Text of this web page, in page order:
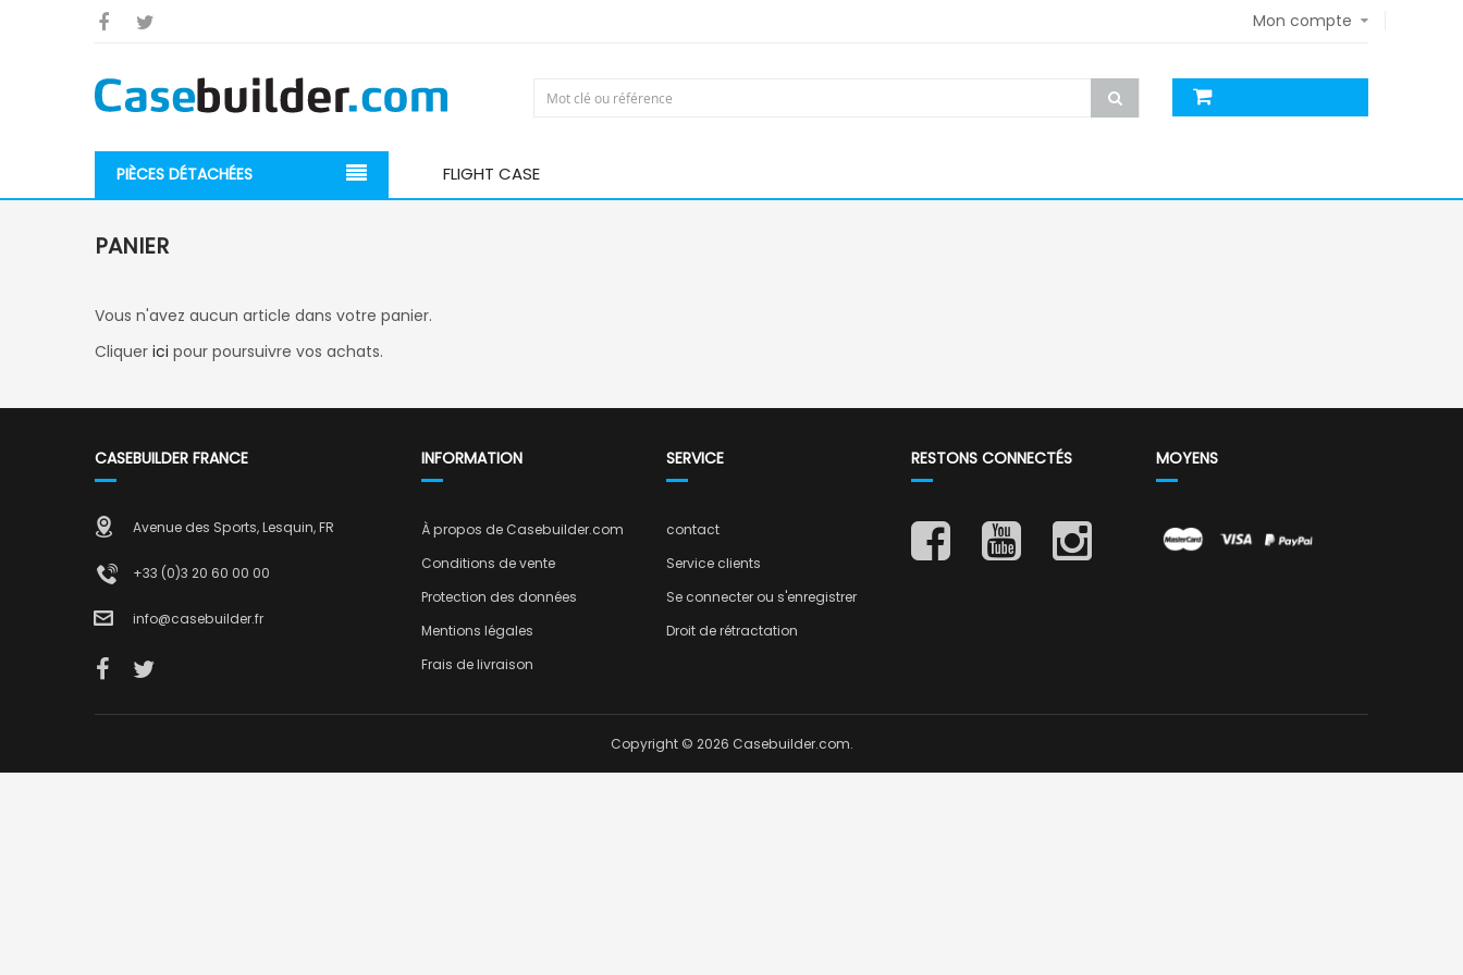
Mon compte
PIÈCES DÉTACHÉES FLIGHT CASE
PANIER
Vous n'avez aucun article dans votre panier.
Cliquer ici pour poursuivre vos achats.
CASEBUILDER FRANCE
Avenue des Sports, Lesquin, FR
+33 (0)3 20 60 00 00
info@casebuilder.fr
INFORMATION
À propos de Casebuilder.com
Conditions de vente
Protection des données
Mentions légales
Frais de livraison
SERVICE
contact
Service clients
Se connecter ou s'enregistrer
Droit de rétractation
RESTONS CONNECTÉS MOYENS
Copyright © 2026 Casebuilder.com.